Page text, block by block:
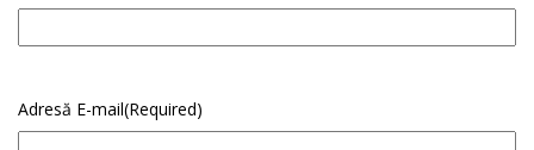
Adresă E-mail(Required)